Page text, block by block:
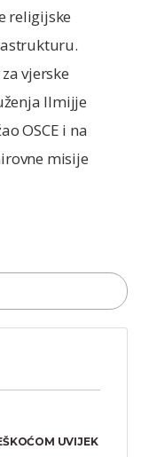
religijske
vjerske
Ilmijje
OSCE i na
misije
UVIJEK